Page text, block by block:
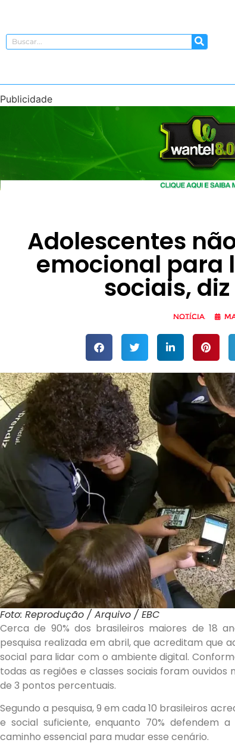
Publicidade
Adolescentes
emocional para
sociais,
Notícia
Foto: Reprodução / Arquivo / EBC
Cerca de 90% dos brasileiros maiores de 18
pesquisa realizada em abril, que acreditam que
social para lidar com o ambiente digital.
todas as regiões e classes sociais foram
de 3 pontos percentuais.
Segundo a pesquisa, 9 em cada 10 brasileiros
e social suficiente, enquanto 70% defendem
caminho essencial para mudar esse cenário.